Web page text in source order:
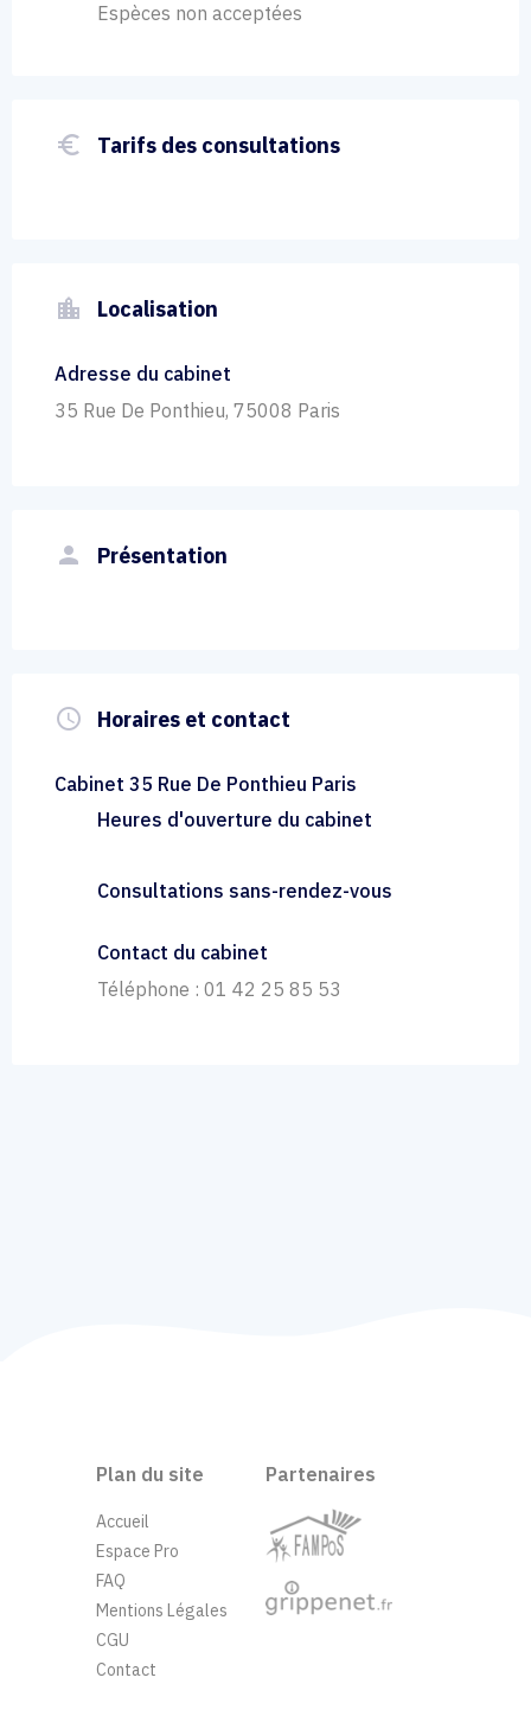
Espèces non acceptées
euro_symbol Tarifs des consultations
location_city Localisation
Adresse du cabinet
35 Rue De Ponthieu, 75008 Paris
person Présentation
query_builder Horaires et contact
Cabinet 35 Rue De Ponthieu Paris
Heures d'ouverture du cabinet
Consultations sans-rendez-vous
Contact du cabinet
Téléphone : 01 42 25 85 53
Plan du site
Accueil
Espace Pro
FAQ
Mentions Légales
CGU
Contact
Partenaires